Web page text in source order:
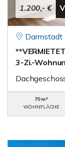
1.200,- €
Darmstadt
3-Zi.-
70 m²
WOHNFLÄCHE